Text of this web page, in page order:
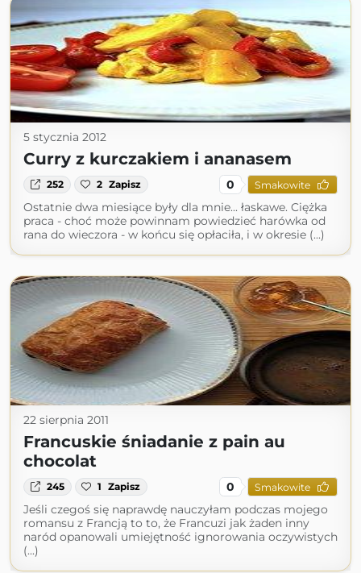
5 stycznia 2012
Curry z kurczakiem i ananasem
252 2 Zapisz 0 Smakowite
Ostatnie dwa miesiące były dla mnie... łaskawe. Ciężka
praca - choć może powinnam powiedzieć harówka od
rana do wieczora - w końcu się opłaciła, i w okresie (...)
22 sierpnia 2011
Francuskie śniadanie z pain au
chocolat
245 1 Zapisz 0 Smakowite
Jeśli czegoś się naprawdę nauczyłam podczas mojego
romansu z Francją to to, że Francuzi jak żaden inny
naród opanowali umiejętność ignorowania oczywistych
(...)